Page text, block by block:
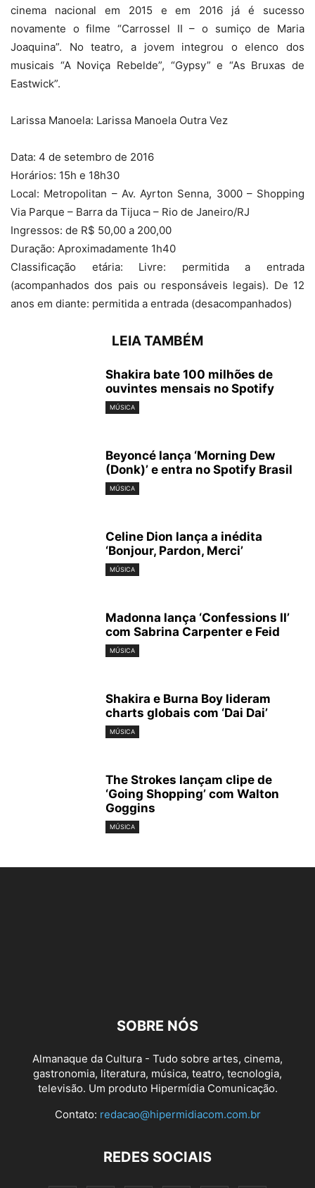
cinema nacional em 2015 e em 2016 já é sucesso
novamente o filme “Carrossel II – o sumiço de Maria
Joaquina”. No teatro, a jovem integrou o elenco dos
musicais “A Noviça Rebelde”, “Gypsy” e “As Bruxas de
Eastwick”.
Larissa Manoela: Larissa Manoela Outra Vez
Data: 4 de setembro de 2016
Horários: 15h e 18h30
Local: Metropolitan – Av. Ayrton Senna, 3000 – Shopping
Via Parque – Barra da Tijuca – Rio de Janeiro/RJ
Ingressos: de R$ 50,00 a 200,00
Duração: Aproximadamente 1h40
Classificação etária: Livre: permitida a entrada
(acompanhados dos pais ou responsáveis legais). De 12
anos em diante: permitida a entrada (desacompanhados)
LEIA TAMBÉM
Shakira bate 100 milhões de
ouvintes mensais no Spotify
MÚSICA
Beyoncé lança ‘Morning Dew
(Donk)’ e entra no Spotify Brasil
MÚSICA
Celine Dion lança a inédita
‘Bonjour, Pardon, Merci’
MÚSICA
Madonna lança ‘Confessions II’
com Sabrina Carpenter e Feid
MÚSICA
Shakira e Burna Boy lideram
charts globais com ‘Dai Dai’
MÚSICA
The Strokes lançam clipe de
‘Going Shopping’ com Walton
Goggins
MÚSICA
SOBRE NÓS
Almanaque da Cultura - Tudo sobre artes, cinema,
gastronomia, literatura, música, teatro, tecnologia,
televisão. Um produto Hipermídia Comunicação.
Contato: redacao@hipermidiacom.com.br
REDES SOCIAIS